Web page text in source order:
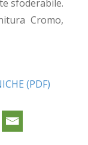
sfoderabile.
Cromo,
(PDF)